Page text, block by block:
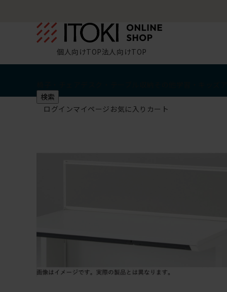
個人向けTOP法人向けTOP
検索
ログインマイページ お気に入り カート